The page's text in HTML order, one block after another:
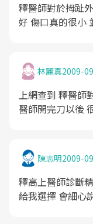
釋醫師對於拇趾
好 傷口真的很小
林麗真2009-
上網查到 釋醫師
醫師開完刀以後
陳志明2009-
釋高上醫師診斷
給我選擇 會細心